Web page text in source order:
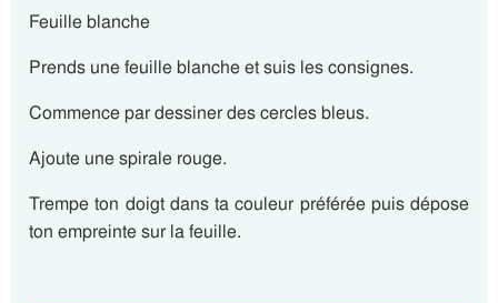
Feuille blanche
Prends une feuille blanche et suis les consignes.
Commence par dessiner des cercles bleus.
Ajoute une spirale rouge.
Trempe ton doigt dans ta couleur préférée puis dépose
ton empreinte sur la feuille.